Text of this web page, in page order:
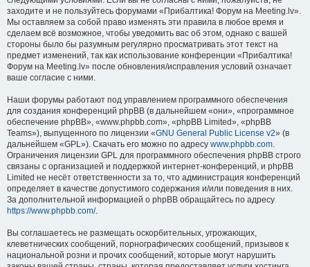
заходите и не пользуйтесь форумами «Прибалтика! Форум на Meeting.lv».
Мы оставляем за собой право изменять эти правила в любое время и
сделаем всё возможное, чтобы уведомить вас об этом, однако с вашей
стороны было бы разумным регулярно просматривать этот текст на
предмет изменений, так как использование конференции «Прибалтика!
Форум на Meeting.lv» после обновления/исправления условий означает
ваше согласие с ними.
Наши форумы работают под управлением программного обеспечения
для создания конференций phpBB (в дальнейшем «они», «программное
обеспечение phpBB», «www.phpbb.com», «phpBB Limited», «phpBB
Teams»), выпущенного по лицензии «GNU General Public License v2» (в
дальнейшем «GPL»). Скачать его можно по адресу www.phpbb.com.
Ограничения лицензии GPL для программного обеспечения phpBB строго
связаны с организацией и поддержкой интернет-конференций, и phpBB
Limited не несёт ответственности за то, что администрация конференций
определяет в качестве допустимого содержания и/или поведения в них.
За дополнительной информацией о phpBB обращайтесь по адресу
https://www.phpbb.com/.
Вы соглашаетесь не размещать оскорбительных, угрожающих,
клеветнических сообщений, порнографических сообщений, призывов к
национальной розни и прочих сообщений, которые могут нарушить